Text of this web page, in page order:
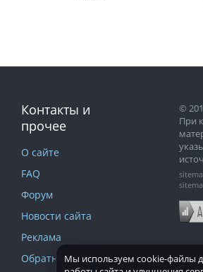
Контакты и
прочее
О сайте
FAQ
Форум
Новости сайта
Реклама
Обратная связь
©
При
Мы используем cookie-файлы